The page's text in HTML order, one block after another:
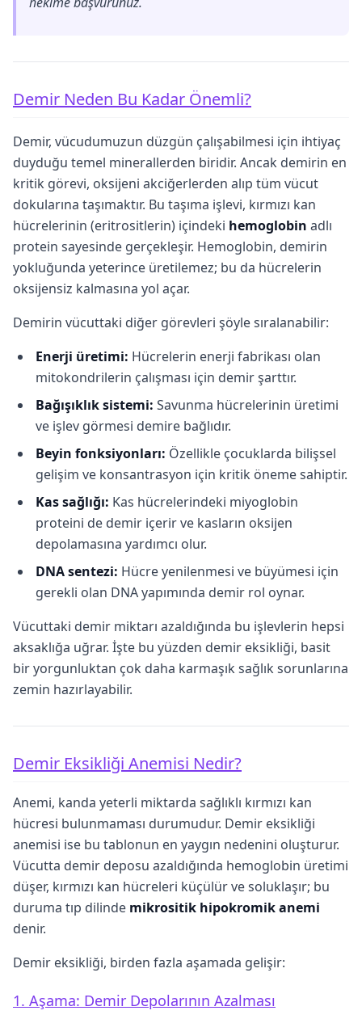
Demir Neden Bu Kadar Önemli?
Demir, vücudumuzun düzgün çalışabilmesi için ihtiyaç
duyduğu temel minerallerden biridir. Ancak demirin en
kritik görevi, oksijeni akciğerlerden alıp tüm vücut
dokularına taşımaktır. Bu taşıma işlevi, kırmızı kan
hücrelerinin (eritrositlerin) içindeki hemoglobin adlı
protein sayesinde gerçekleşir. Hemoglobin, demirin
yokluğunda yeterince üretilemez; bu da hücrelerin
oksijensiz kalmasına yol açar.
Demirin vücuttaki diğer görevleri şöyle sıralanabilir:
Enerji üretimi: Hücrelerin enerji fabrikası olan
mitokondrilerin çalışması için demir şarttır.
Bağışıklık sistemi: Savunma hücrelerinin üretimi
ve işlev görmesi demire bağlıdır.
Beyin fonksiyonları: Özellikle çocuklarda bilişsel
gelişim ve konsantrasyon için kritik öneme sahiptir.
Kas sağlığı: Kas hücrelerindeki miyoglobin
proteini de demir içerir ve kasların oksijen
depolamasına yardımcı olur.
DNA sentezi: Hücre yenilenmesi ve büyümesi için
gerekli olan DNA yapımında demir rol oynar.
Vücuttaki demir miktarı azaldığında bu işlevlerin hepsi
aksaklığa uğrar. İşte bu yüzden demir eksikliği, basit
bir yorgunluktan çok daha karmaşık sağlık sorunlarına
zemin hazırlayabilir.
Demir Eksikliği Anemisi Nedir?
Anemi, kanda yeterli miktarda sağlıklı kırmızı kan
hücresi bulunmaması durumudur. Demir eksikliği
anemisi ise bu tablonun en yaygın nedenini oluşturur.
Vücutta demir deposu azaldığında hemoglobin üretimi
düşer, kırmızı kan hücreleri küçülür ve soluklaşır; bu
duruma tıp dilinde mikrositik hipokromik anemi
denir.
Demir eksikliği, birden fazla aşamada gelişir:
1. Aşama: Demir Depolarının Azalması